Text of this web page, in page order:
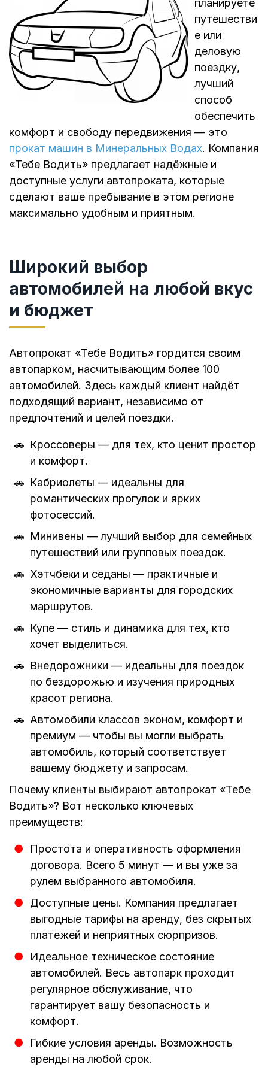
планируете
путешестви
е или
деловую
поездку,
лучший
способ
обеспечить
комфорт и свободу передвижения — это
прокат машин в Минеральных Водах. Компания
«Тебе Водить» предлагает надёжные и
доступные услуги автопроката, которые
сделают ваше пребывание в этом регионе
максимально удобным и приятным.
Широкий выбор
автомобилей на любой вкус
и бюджет
Автопрокат «Тебе Водить» гордится своим
автопарком, насчитывающим более 100
автомобилей. Здесь каждый клиент найдёт
подходящий вариант, независимо от
предпочтений и целей поездки.
Кроссоверы — для тех, кто ценит простор
и комфорт.
Кабриолеты — идеальны для
романтических прогулок и ярких
фотосессий.
Минивены — лучший выбор для семейных
путешествий или групповых поездок.
Хэтчбеки и седаны — практичные и
экономичные варианты для городских
маршрутов.
Купе — стиль и динамика для тех, кто
хочет выделиться.
Внедорожники — идеальны для поездок
по бездорожью и изучения природных
красот региона.
Автомобили классов эконом, комфорт и
премиум — чтобы вы могли выбрать
автомобиль, который соответствует
вашему бюджету и запросам.
Почему клиенты выбирают автопрокат «Тебе
Водить»? Вот несколько ключевых
преимуществ:
Простота и оперативность оформления
договора. Всего 5 минут — и вы уже за
рулем выбранного автомобиля.
Доступные цены. Компания предлагает
выгодные тарифы на аренду, без скрытых
платежей и неприятных сюрпризов.
Идеальное техническое состояние
автомобилей. Весь автопарк проходит
регулярное обслуживание, что
гарантирует вашу безопасность и
комфорт.
Гибкие условия аренды. Возможность
аренды на любой срок.